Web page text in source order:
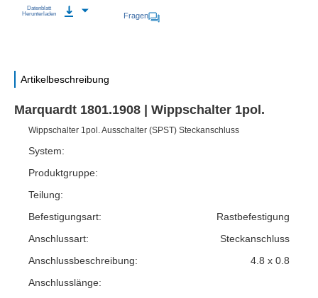
Datenblatt
Herunterladen
Fragen
Artikelbeschreibung
Marquardt 1801.1908 | Wippschalter 1pol.
Wippschalter 1pol. Ausschalter (SPST) Steckanschluss
System:
Produktgruppe:
Teilung:
Befestigungsart:
Rastbefestigung
Anschlussart:
Steckanschluss
Anschlussbeschreibung:
4.8 x 0.8
Anschlusslänge: